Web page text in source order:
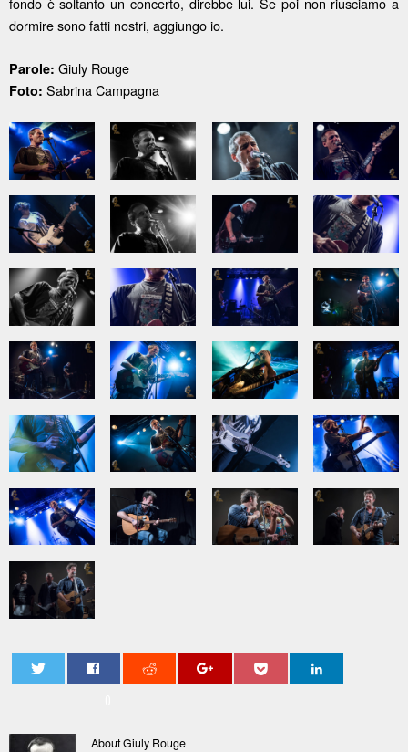
dormire sono fatti nostri, aggiungo io.
Parole: Giuly Rouge
Foto: Sabrina Campagna
About Giuly Rouge